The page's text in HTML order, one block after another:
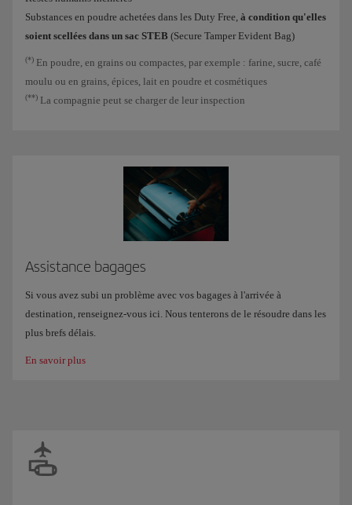
Substances en poudre achetées dans les Duty Free, à condition qu'elles
soient scellées dans un sac STEB (Secure Tamper Evident Bag)
(*) En poudre, en grains ou compactes, par exemple : farine, sucre, café
moulu ou en grains, épices, lait en poudre et cosmétiques
(**) La compagnie peut se charger de leur inspection
Assistance bagages
Si vous avez subi un problème avec vos bagages à l'arrivée à
destination, renseignez-vous ici. Nous tenterons de le résoudre dans les
plus brefs délais.
En savoir plus